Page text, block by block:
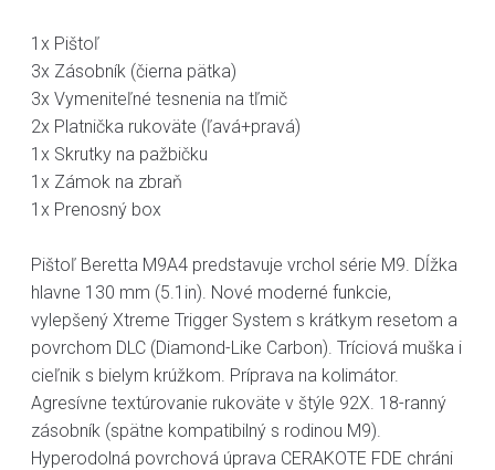
1x Pištoľ
3x Zásobník (čierna pätka)
3x Vymeniteľné tesnenia na tľmič
2x Platnička rukoväte (ľavá+pravá)
1x Skrutky na pažbičku
1x Zámok na zbraň
1x Prenosný box
Pištoľ Beretta M9A4 predstavuje vrchol série M9. Dĺžka
hlavne 130 mm (5.1in). Nové moderné funkcie,
vylepšený Xtreme Trigger System s krátkym resetom a
povrchom DLC (Diamond-Like Carbon). Tríciová muška i
cieľnik s bielym krúžkom. Príprava na kolimátor.
Agresívne textúrovanie rukoväte v štýle 92X. 18-ranný
zásobník (spätne kompatibilný s rodinou M9).
Hyperodolná povrchová úprava CERAKOTE FDE chráni